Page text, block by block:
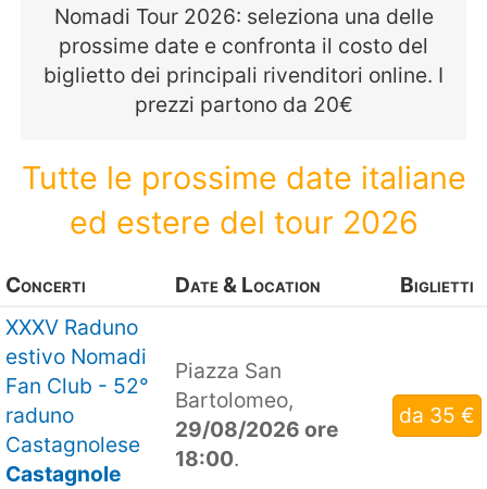
Nomadi Tour 2026: seleziona una delle
prossime date e confronta il costo del
biglietto dei principali rivenditori online. I
prezzi partono da 20€
Tutte le prossime date italiane
ed estere del tour 2026
Concerti Date & Location
Biglietti
XXXV Raduno
estivo Nomadi
Fan Club - 52°
raduno
Castagnolese
Castagnole
Piazza San
Bartolomeo,
29/08/2026 ore
18:00.
da 35 €